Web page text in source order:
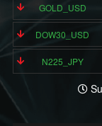
GOLD_USD
DOW30_USD
N225_JPY